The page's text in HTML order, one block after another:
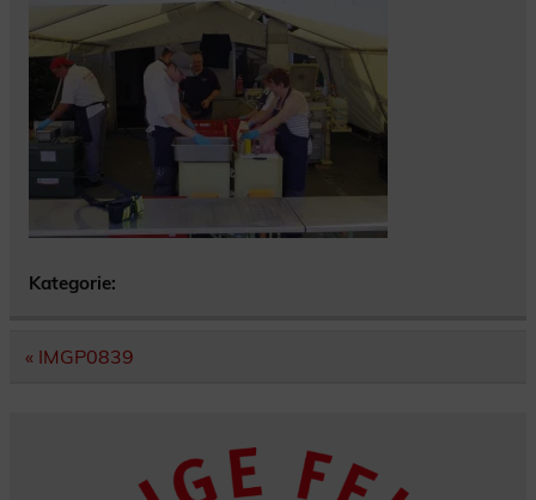
Kategorie:
Beitragsnavigation
« IMGP0839